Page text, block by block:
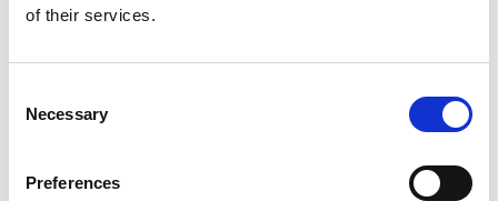
of their services.
Selection
Necessary
Preferences
abholen in Etten-Leur oder Maaseik (Kontakt unsere